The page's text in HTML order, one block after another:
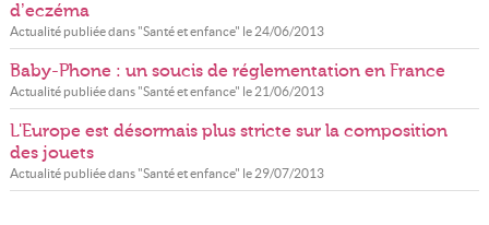
d’eczéma
Actualité publiée dans "Santé et enfance" le 24/06/2013
Baby-Phone : un soucis de réglementation en France
Actualité publiée dans "Santé et enfance" le 21/06/2013
L'Europe est désormais plus stricte sur la composition
des jouets
Actualité publiée dans "Santé et enfance" le 29/07/2013